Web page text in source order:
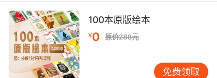
部动作与语言中枢的协同运作能强化记忆痕迹
（Buccino et al., 2004）。特别是在装饰环节，
学员需要用英语解释色彩搭配原理
（"complementary colors"）和图案象征意义
（"auspicious meanings"），这种高阶思维训
练显著提升了英语输出质量。
100本原版绘本
¥0 原价288元
免费领取